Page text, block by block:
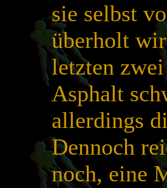
sie selbst
überholt
letzten
Asphalt
allerdings
Dennoch
noch, eine